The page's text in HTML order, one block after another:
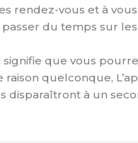
rendez-vous et à
du temps sur
que vous
quelconque,
à un